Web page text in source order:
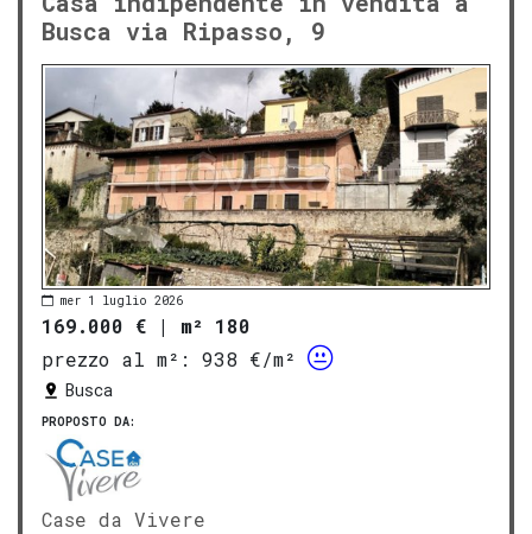
Busca via Ripasso, 9
mer 1 luglio 2026
169.000 € | m² 180
prezzo al m²:
938 €/m²
Busca
PROPOSTO DA:
Case da Vivere